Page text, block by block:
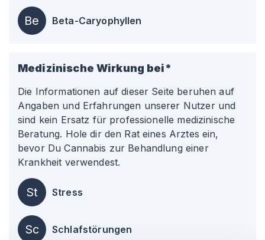
Be Beta-Caryophyllen
Medizinische Wirkung bei*
Die Informationen auf dieser Seite beruhen auf
Angaben und Erfahrungen unserer Nutzer und
sind kein Ersatz für professionelle medizinische
Beratung. Hole dir den Rat eines Arztes ein,
bevor Du Cannabis zur Behandlung einer
Krankheit verwendest.
St Stress
Sc Schlafstörungen